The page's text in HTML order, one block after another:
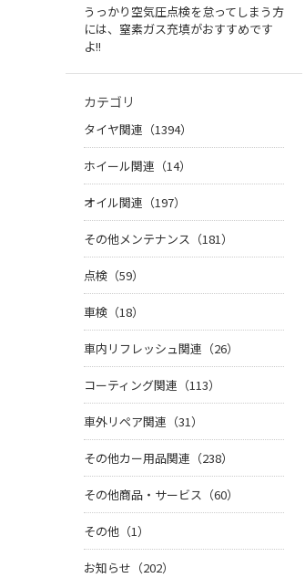
うっかり空気圧点検を怠ってしまう方
には、窒素ガス充填がおすすめです
よ!!
カテゴリ
タイヤ関連（1394）
ホイール関連（14）
オイル関連（197）
その他メンテナンス（181）
点検（59）
車検（18）
車内リフレッシュ関連（26）
コーティング関連（113）
車外リペア関連（31）
その他カー用品関連（238）
その他商品・サービス（60）
その他（1）
お知らせ（202）